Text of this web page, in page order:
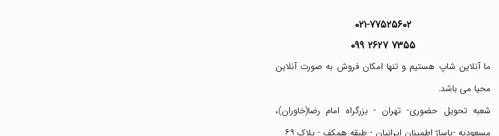
۰۲۱-۷۷۵۲۵۶۰۲
۰۹۹ ۲۶۲۷ ۷۳۵۵
ما آنلاین شاپ هستیم و تنها امکان فروش به صورت آنلاین
محیا می باشد.
شعبه تحویل حضوری- تهران - بزرگراه امام رضا(خاوران)،
مسعودیه -پاساژ اطمینان ایرانیان - طبقه همکف - پلاک ۶۹